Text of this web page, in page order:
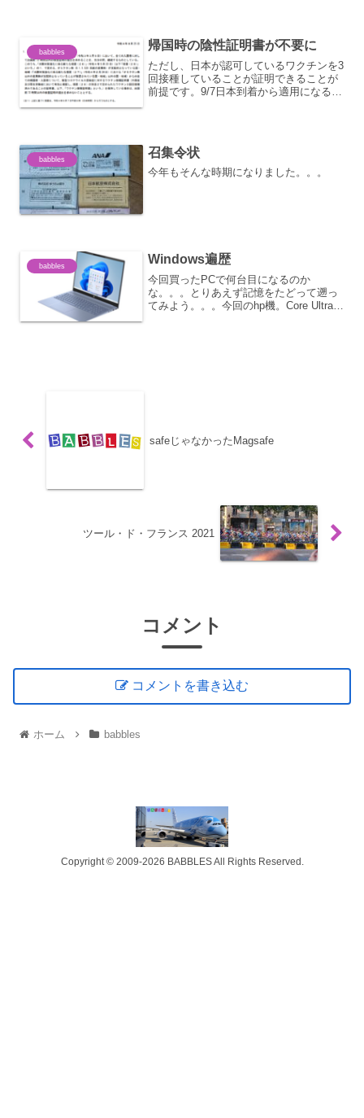
すが、前倒し...
babbles 帰国時の陰性証明書が不要に
ただし、日本が認可しているワクチンを3
回接種していることが証明できることが
前提です。9/7日本到着から適用になるそ
ことだと思う。厚...
babbles 召集令状
今年もそんな時期になりました。。。
babbles Windows遍歴
今回買ったPCで何台目になるのか
な。。。とりあえず記憶をたどって遡っ
てみよう。。。今回のhp機。Core Ultra 7
safeじゃなかったMagsafe
ツール・ド・フランス 2021
コメント
コメントを書き込む
ホーム babbles
Copyright © 2009-2026 BABBLES All Rights Reserved.